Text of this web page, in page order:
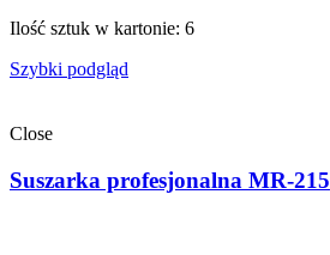
Ilość sztuk w kartonie: 6
Szybki podgląd
Close
Suszarka profesjonalna MR-215